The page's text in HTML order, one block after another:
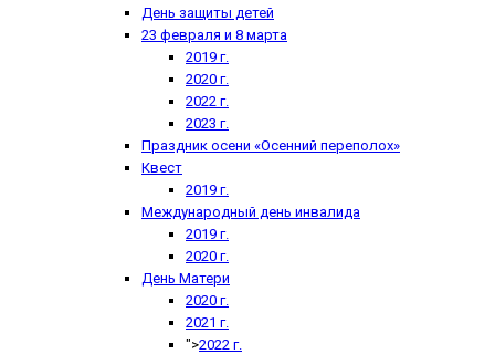
День защиты детей
23 февраля и 8 марта
2019 г.
2020 г.
2022 г.
2023 г.
Праздник осени «Осенний переполох»
Квест
2019 г.
Международный день инвалида
2019 г.
2020 г.
День Матери
2020 г.
2021 г.
">2022 г.